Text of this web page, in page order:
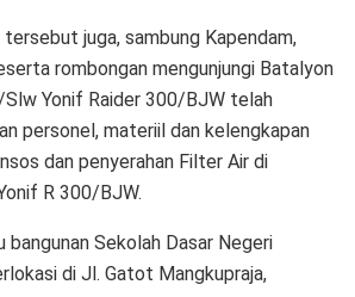
juga, sambung Kapendam,
rombongan mengunjungi Batalyon
Yonif Raider 300/BJW telah
personel, materiil dan kelengkapan
dan penyerahan Filter Air di
R 300/BJW.
bangunan Sekolah Dasar Negeri
di Jl. Gatot Mangkupraja,